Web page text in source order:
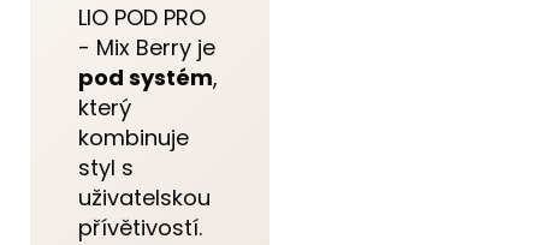
LIO POD PRO
- Mix Berry je
pod systém,
který
kombinuje
styl s
uživatelskou
přívětivostí.